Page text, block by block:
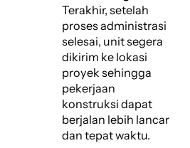
Terakhir, setelah
proses administrasi
selesai, unit segera
dikirim ke lokasi
proyek sehingga
pekerjaan
konstruksi dapat
berjalan lebih lancar
dan tepat waktu.